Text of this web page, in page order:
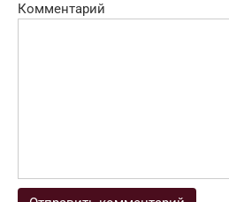
Комментарий